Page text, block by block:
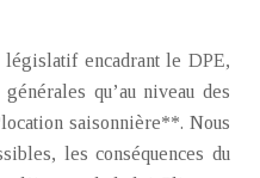
encadrant le DPE,
qu’au niveau des
saisonnière**. Nous
les conséquences du